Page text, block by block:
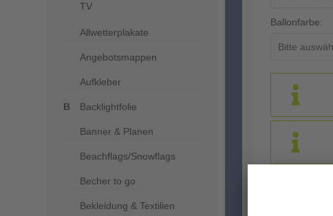
TV
Allwetterplakate
Angebotsmappen
Aufkleber
Backlightfolie
Banner & Planen
Beachflags/Snowflags
Becher to go
Bekleidung & Textilien
Ballonfarbe: